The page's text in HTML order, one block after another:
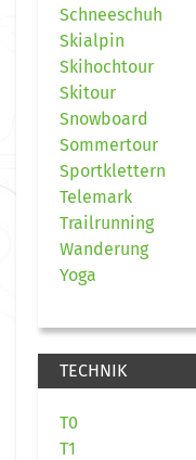
Schneeschuh
Skialpin
Skihochtour
Skitour
Snowboard
Sommertour
Sportklettern
Telemark
Trailrunning
Wanderung
Yoga
TECHNIK
T0
T1